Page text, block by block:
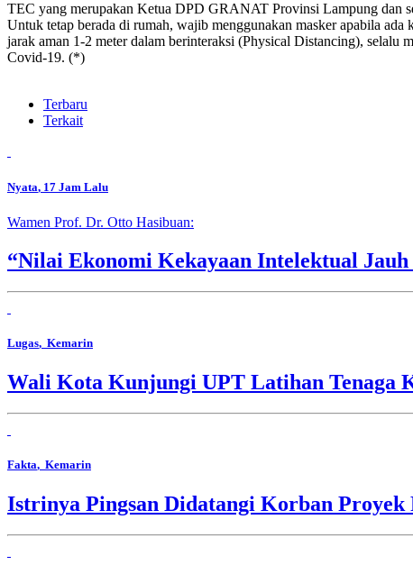
TEC yang merupakan Ketua DPD GRANAT Provinsi Lampung dan
Untuk tetap berada di rumah, wajib menggunakan masker apabila
jarak aman 1-2 meter dalam berinteraksi (Physical Distancing), selalu
Covid-19. (*)
Terbaru
Terkait
Nyata, 17 Jam Lalu
Wamen Prof. Dr. Otto Hasibuan:
“Nilai Ekonomi Kekayaan Intelektual
Lugas, Kemarin
Wali Kota Kunjungi UPT Latihan Tenaga
Fakta, Kemarin
Istrinya Pingsan Didatangi Korban